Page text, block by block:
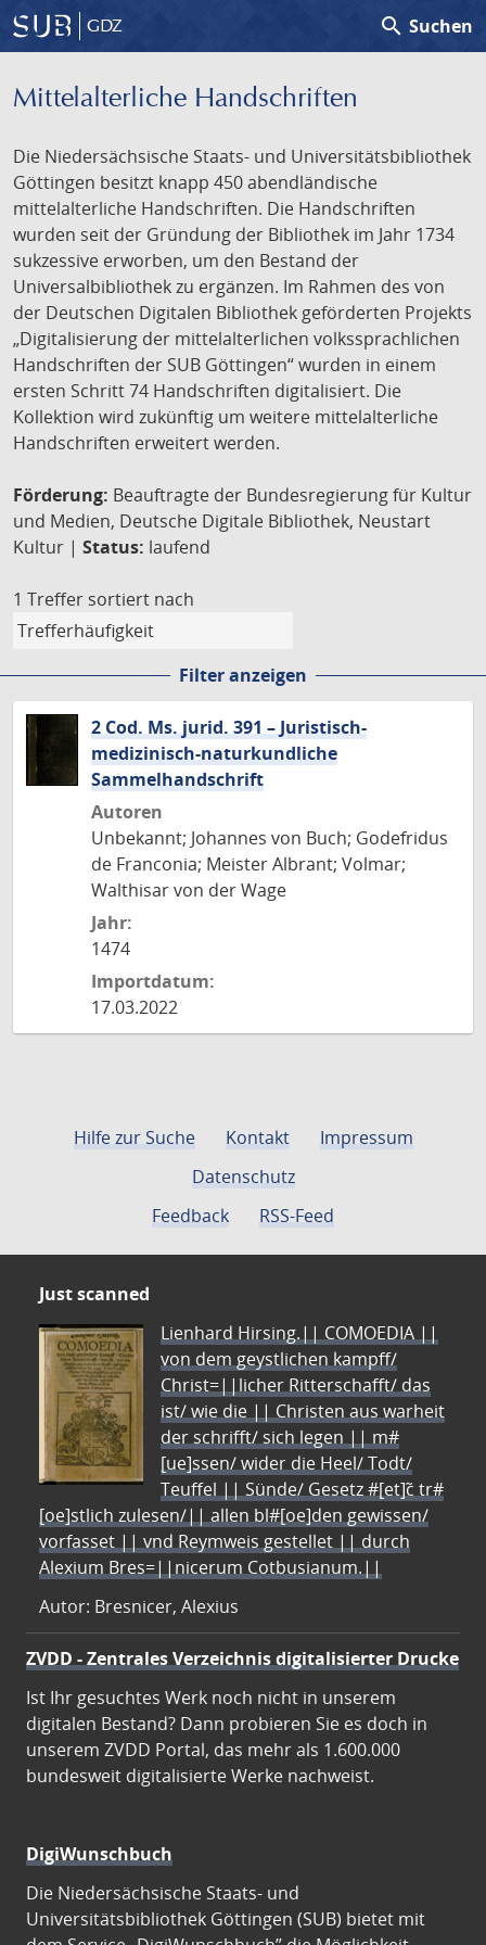
GDZ search Suchen
Mittelalterliche Handschriften
Die Niedersächsische Staats- und Universitätsbibliothek
Göttingen besitzt knapp 450 abendländische
mittelalterliche Handschriften. Die Handschriften
wurden seit der Gründung der Bibliothek im Jahr 1734
sukzessive erworben, um den Bestand der
Universalbibliothek zu ergänzen. Im Rahmen des von
der Deutschen Digitalen Bibliothek geförderten Projekts
„Digitalisierung der mittelalterlichen volkssprachlichen
Handschriften der SUB Göttingen“ wurden in einem
ersten Schritt 74 Handschriften digitalisiert. Die
Kollektion wird zukünftig um weitere mittelalterliche
Handschriften erweitert werden.
Förderung: Beauftragte der Bundesregierung für Kultur
und Medien, Deutsche Digitale Bibliothek, Neustart
Kultur | Status: laufend
1 Treffer sortiert nach
Filter anzeigen
2 Cod. Ms. jurid. 391 – Juristisch-
medizinisch-naturkundliche
Sammelhandschrift
Autoren
Unbekannt; Johannes von Buch; Godefridus
de Franconia; Meister Albrant; Volmar;
Walthisar von der Wage
Jahr:
1474
Importdatum:
17.03.2022
Hilfe zur Suche Kontakt
Impressum
Datenschutz
Feedback
RSS-Feed
Just scanned
Lienhard Hirsing.|| COMOEDIA ||
von dem geystlichen kampff/
Christ=||licher Ritterschafft/ das
ist/ wie die || Christen aus warheit
der schrifft/ sich legen || m#
[ue]ssen/ wider die Heel/ Todt/
Teuffel || Sünde/ Gesetz #[et]c̃ tr#
[oe]stlich zulesen/|| allen bl#[oe]den gewissen/
vorfasset || vnd Reymweis gestellet || durch
Alexium Bres=||nicerum Cotbusianum.||
Autor: Bresnicer, Alexius
ZVDD - Zentrales Verzeichnis digitalisierter Drucke
Ist Ihr gesuchtes Werk noch nicht in unserem
digitalen Bestand? Dann probieren Sie es doch in
unserem ZVDD Portal, das mehr als 1.600.000
bundesweit digitalisierte Werke nachweist.
DigiWunschbuch
Die Niedersächsische Staats- und
Universitätsbibliothek Göttingen (SUB) bietet mit